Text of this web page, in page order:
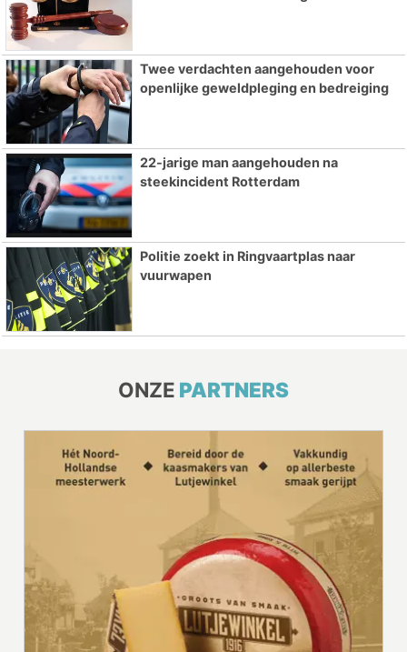
Twee verdachten aangehouden voor
openlijke geweldpleging en bedreiging
22-jarige man aangehouden na
steekincident Rotterdam
Politie zoekt in Ringvaartplas naar
vuurwapen
ONZE PARTNERS